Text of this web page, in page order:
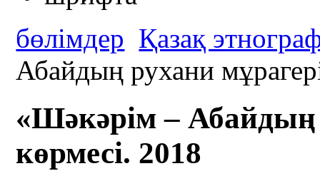
бөлімдер Қазақ
Абайдың рухани
«Шәкәрім – Абайдың
көрмесі. 2018